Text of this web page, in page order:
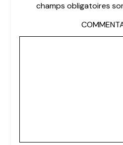
champs obligatoires